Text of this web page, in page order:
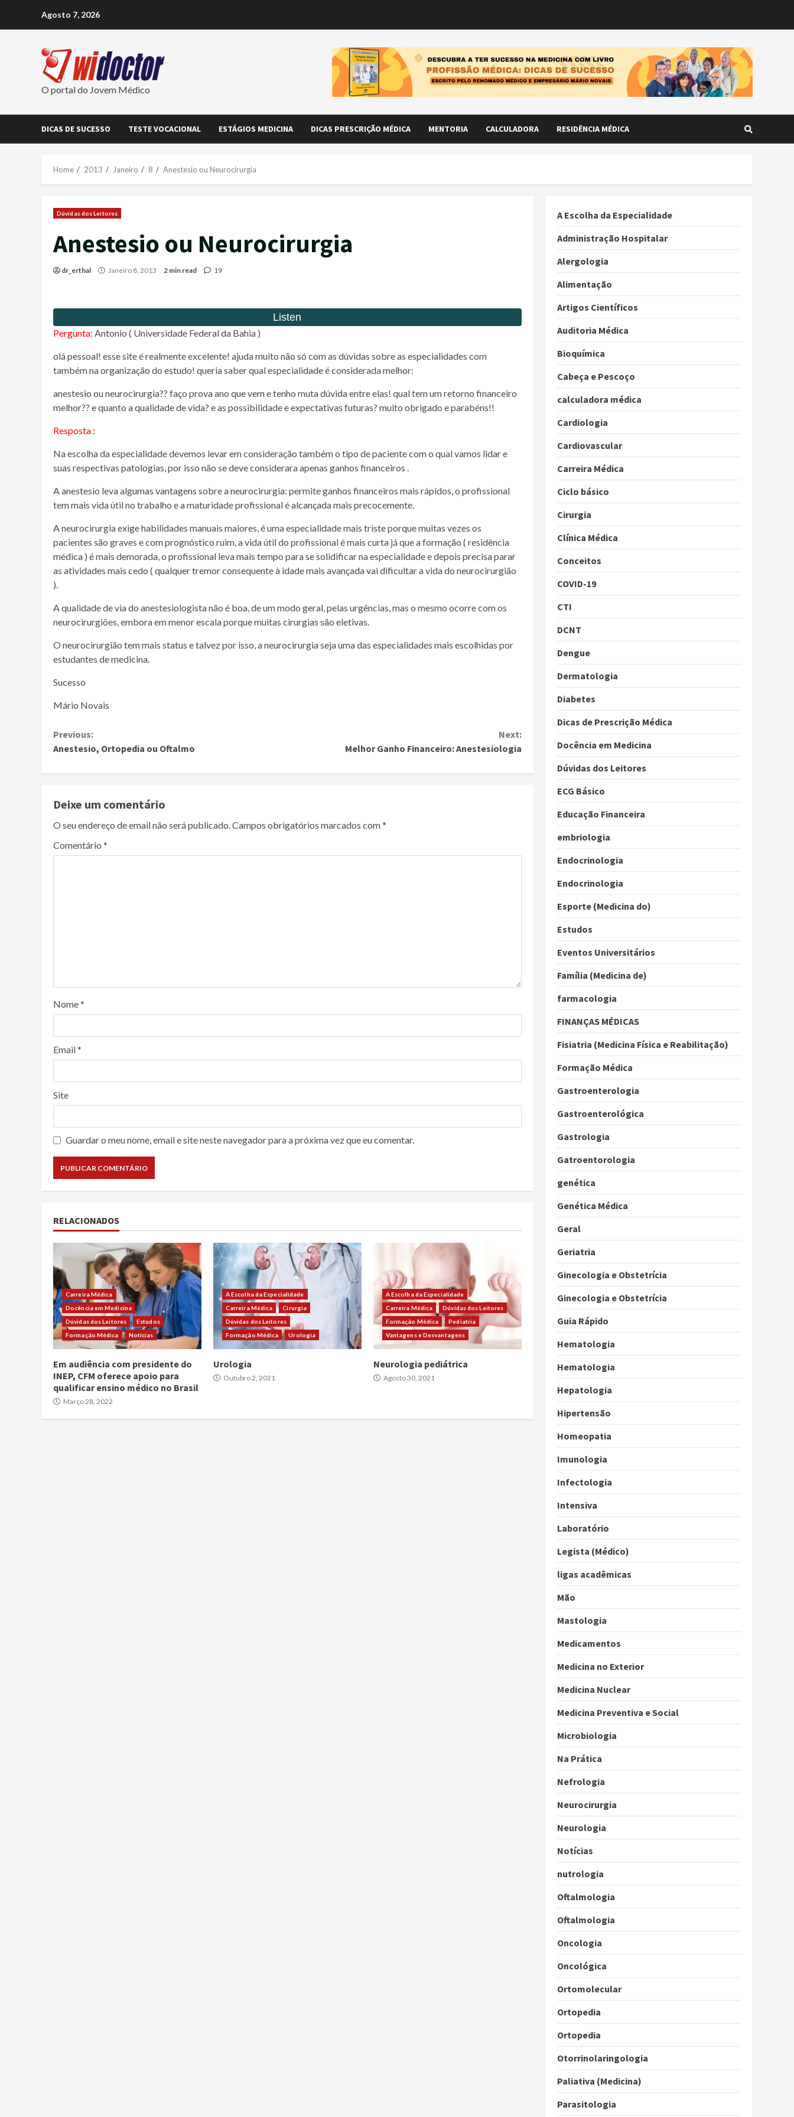
Agosto 7, 2026
O portal do Jovem Médico
DICAS DE SUCESSO TESTE VOCACIONAL ESTÁGIOS MEDICINA DICAS PRESCRIÇÃO MÉDICA MENTORIA CALCULADORA RESIDÊNCIA MÉDICA
Home 2013 Janeiro 8 Anestesio ou Neurocirurgia
Dúvidas dos Leitores
Anestesio ou Neurocirurgia
dr_erthal Janeiro 8, 2013 2 min read 19
Pergunta: Antonio ( Universidade Federal da Bahia )
olá pessoal! esse site é realmente excelente! ajuda muito não só com as dúvidas sobre as especialidades com
também na organização do estudo! queria saber qual especialidade é considerada melhor:
anestesio ou neurocirurgia?? faço prova ano que vem e tenho muta dúvida entre elas! qual tem um retorno financeiro
melhor?? e quanto a qualidade de vida? e as possibilidade e expectativas futuras? muito obrigado e parabéns!!
Resposta :
Na escolha da especialidade devemos levar em consideração também o tipo de paciente com o qual vamos lidar e
suas respectivas patologias, por isso não se deve considerara apenas ganhos financeiros .
A anestesio leva algumas vantagens sobre a neurocirurgia: permite ganhos financeiros mais rápidos, o profissional
tem mais vida útil no trabalho e a maturidade profissional é alcançada mais precocemente.
A neurocirurgia exige habilidades manuais maiores, é uma especialidade mais triste porque muitas vezes os
pacientes são graves e com prognóstico ruim, a vida útil do profissional é mais curta já que a formação ( residência
médica ) é mais demorada, o profissional leva mais tempo para se solidificar na especialidade e depois precisa parar
as atividades mais cedo ( qualquer tremor consequente à idade mais avançada vai dificultar a vida do neurocirurgião
).
A qualidade de via do anestesiologista não é boa, de um modo geral, pelas urgências, mas o mesmo ocorre com os
neurocirurgiões, embora em menor escala porque muitas cirurgias são eletivas.
O neurocirurgião tem mais status e talvez por isso, a neurocirurgia seja uma das especialidades mais escolhidas por
estudantes de medicina.
Sucesso
Mário Novais
Continue
Reading
Previous:
Anestesio, Ortopedia ou Oftalmo
Next:
Melhor Ganho Financeiro: Anestesiologia
Deixe um comentário
O seu endereço de email não será publicado.Campos obrigatórios marcados com*
Comentário *
Nome*
Email*
Site
Guardar o meu nome, email e site neste navegador para a próxima vez que eu comentar.
RELACIONADOS
Carreira Médica
Docência em Medicina
Dúvidas dos Leitores
Estudos
Formação Médica
Notícias
Em audiência com presidente do
INEP, CFM oferece apoio para
qualificar ensino médico no Brasil
Março 28, 2022
A Escolha da Especialidade
Carreira Médica
Cirurgia
Dúvidas dos Leitores
Formação Médica
Urologia
Urologia
Outubro 2, 2021
A Escolha da Especialidade
Carreira Médica
Dúvidas dos Leitores
Formação Médica
Pediatria
Vantagens e Desvantagens
Neurologia pediátrica
Agosto 30, 2021
A Escolha da Especialidade
Administração Hospitalar
Alergologia
Alimentação
Artigos Científicos
Auditoria Médica
Bioquímica
Cabeça e Pescoço
calculadora médica
Cardiologia
Cardiovascular
Carreira Médica
Ciclo básico
Cirurgia
Clínica Médica
Conceitos
COVID-19
CTI
DCNT
Dengue
Dermatologia
Diabetes
Dicas de Prescrição Médica
Docência em Medicina
Dúvidas dos Leitores
ECG Básico
Educação Financeira
embriologia
Endocrinologia
Endocrinologia
Esporte (Medicina do)
Estudos
Eventos Universitários
Família (Medicina de)
farmacologia
FINANÇAS MÉDICAS
Fisiatria (Medicina Física e Reabilitação)
Formação Médica
Gastroenterologia
Gastroenterológica
Gastrologia
Gatroentorologia
genética
Genética Médica
Geral
Geriatria
Ginecologia e Obstetrícia
Ginecologia e Obstetrícia
Guia Rápido
Hematologia
Hematologia
Hepatologia
Hipertensão
Homeopatia
Imunologia
Infectologia
Intensiva
Laboratório
Legista (Médico)
ligas acadêmicas
Mão
Mastologia
Medicamentos
Medicina no Exterior
Medicina Nuclear
Medicina Preventiva e Social
Microbiologia
Na Prática
Nefrologia
Neurocirurgia
Neurologia
Notícias
nutrologia
Oftalmologia
Oftalmologia
Oncologia
Oncológica
Ortomolecular
Ortopedia
Ortopedia
Otorrinolaringologia
Paliativa (Medicina)
Parasitologia